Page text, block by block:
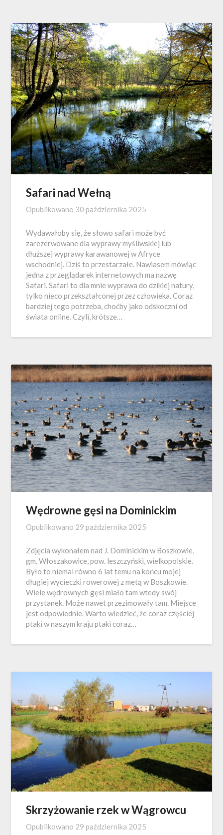
Safari nad Wełną
Opublikowano 30 października 2025
Wydawałoby się, że słowo safari może być
zarezerwowane dla wyprawy myśliwskiej lub
dłuższej wyprawy karawanowej w Afryce
wschodniej. Dziś to przestarzałe. Nawiasem mówiąc
jedna z przeglądarek internetowych ma nazwę
Safari. Safari to dla mnie wyprawa do dzikiej natury,
tylko nieco przekształconej przez człowieka. Coraz
bardziej tego potrzeba, choćby jako odskoczni od
świata online. Czyli, krótsze…
Wędrowne gęsi na Dominickim
Opublikowano 29 października 2025
Zdjęcia wykonałem nad J. Dominickim w Boszkowie,
gm. Włoszakowice, pow. leszczyński, wielkopolskie.
Było to niemal równo 6 lat temu na końcu mojej
długiej wycieczki rowerowej z metą w Boszkowie.
Wiele wędrownych gęsi miało tam wtedy swój
przystanek. Może nawet przezimowały tam. Miejsce
jest odpowiednie. Warto wiedzieć, że coraz częściej
ptaki w naszym kraju ptaki coraz…
Skrzyżowanie rzek w Wągrowcu
Opublikowano 29 października 2025